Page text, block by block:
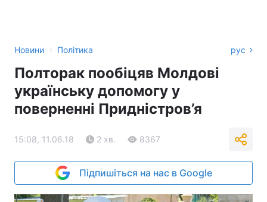
Новини › Політика рус
Полторак пообіцяв Молдові
українську допомогу у
поверненні Придністров’я
15:08, 11.06.18 2 хв. 8367
Підпишіться на нас в Google